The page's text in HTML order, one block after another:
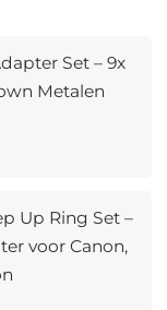
Set – 9x
Metalen
Up Ring Set –
voor Canon,